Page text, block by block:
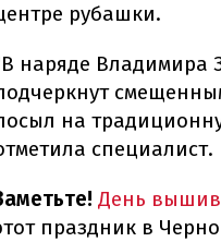
рубашки.
наряде Владимира
на
специалист.
День
праздник в